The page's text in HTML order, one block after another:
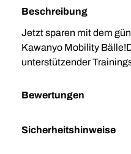
Beschreibung
Jetzt sparen mit dem
Kawanyo Mobility
unterstützender
Bewertungen
Sicherheitshinweise